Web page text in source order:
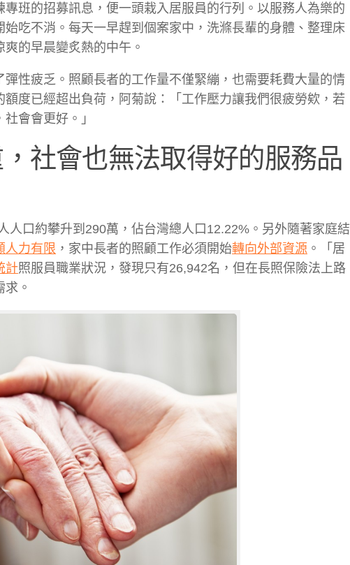
班的招募訊息，便一頭栽入居服員的行列。以服務人為樂的
吃不消。每天一早趕到個案家中，洗滌長輩的身體、整理床
的早晨變炙熱的中午。
性疲乏。照顧長者的工作量不僅緊繃，也需要耗費大量的情
度已經超出負荷，阿菊說：「工作壓力讓我們很疲勞欸，若
會會更好。」
社會也無法取得好的服務品
人口約攀升到290萬，佔台灣總人口12.22%。另外隨著家庭結
人力有限 ，家中長者的照顧工作必須開始轉向外部資源 。「居
計照服員職業狀況，發現只有26,942名，但在長照保險法上路
。